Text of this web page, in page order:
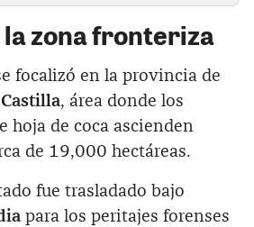
zona fronteriza
focalizó en la provincia de
, área donde los
hoja de coca ascienden
de 19,000 hectáreas.
fue trasladado bajo
para los peritajes forenses